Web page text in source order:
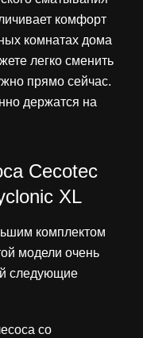
комфорт
комнатах дома
легко сменить
прямо сейчас.
держатся на
Cecotec
XL
комплектом
модели очень
следующие
со